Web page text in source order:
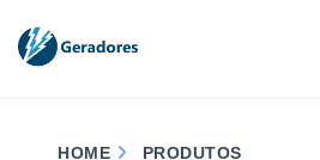
HOME
PRODUTOS